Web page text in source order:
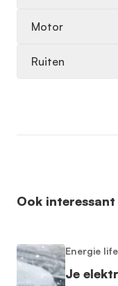
Motor
Ruiten
Ook interessant
Energie
Je